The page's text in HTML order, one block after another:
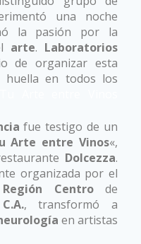
una noche
la pasión por la
arte. Laboratorios
de organizar esta
huella en todos los
fue testigo de un
Arte entre Vinos«,
Dolcezza.
organizada por el
Región Centrode
, transformó a
en artistas